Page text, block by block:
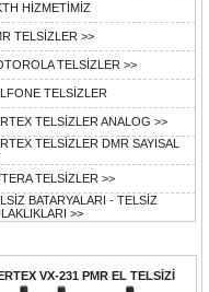
HİZMETİMİZ
TELSİZLER >>
TELSİZLER >>
TELSİZLER
TELSİZLER ANALOG >>
TELSİZLER DMR SAYISAL
TELSİZLER >>
BATARYALARI - TELSİZ
>>
VX-231 PMR EL TELSİZİ